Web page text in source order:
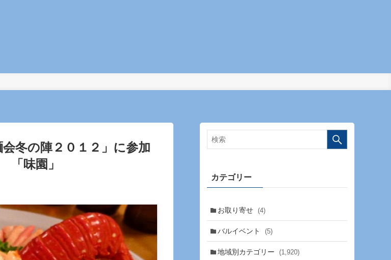
冬の陣２０１２」に参加
味園」
カテゴリー
お取り寄せ (4)
バルイベント (5)
地域別カテゴリー (1,920)